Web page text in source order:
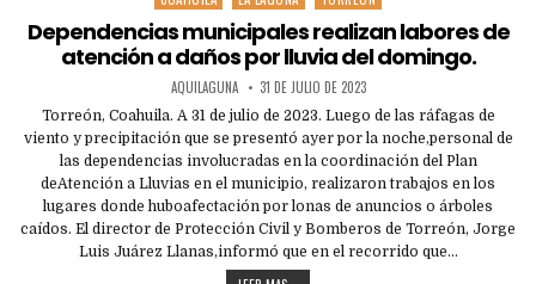
Dependencias municipales realizan labores de
atención a daños por lluvia del domingo.
AQUILAGUNA 31 DE JULIO DE 2023
Torreón, Coahuila. A 31 de julio de 2023. Luego de las ráfagas de
viento y precipitación que se presentó ayer por la noche,personal de
las dependencias involucradas en la coordinación del Plan
deAtención a Lluvias en el municipio, realizaron trabajos en los
lugares donde huboafectación por lonas de anuncios o árboles
caídos. El director de Protección Civil y Bomberos de Torreón, Jorge
Luis Juárez Llanas,informó que en el recorrido que…